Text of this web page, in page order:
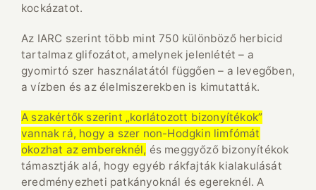
kockázatot.
Az IARC szerint több mint 750 különböző herbicid
tartalmaz glifozátot, amelynek jelenlétét – a
gyomirtó szer használatától függően – a levegőben,
a vízben és az élelmiszerekben is kimutatták.
A szakértők szerint „korlátozott bizonyítékok”
vannak rá, hogy a szer non-Hodgkin limfómát
okozhat az embereknél, és meggyőző bizonyítékok
támasztják alá, hogy egyéb rákfajták kialakulását
eredményezheti patkányoknál és egereknél. A